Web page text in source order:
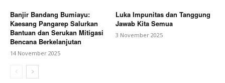
Banjir Bandang Bumiayu:
Kaesang Pangarep Salurkan
Bantuan dan Serukan Mitigasi
Bencana Berkelanjutan
14 November 2025
Luka Impunitas dan Tanggung
Jawab Kita Semua
3 November 2025